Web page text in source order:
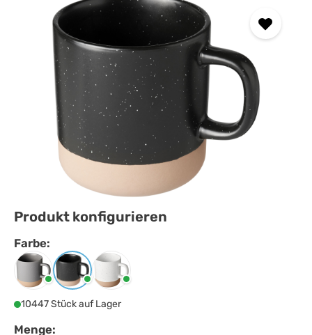
Produkt konfigurieren
Farbe:
Farbe auswählen
Grau Schwarz Weiss
10447 Stück auf Lager
Menge: